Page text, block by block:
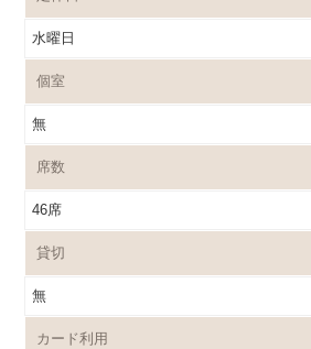
水曜日
個室
無
席数
46席
貸切
無
カード利用